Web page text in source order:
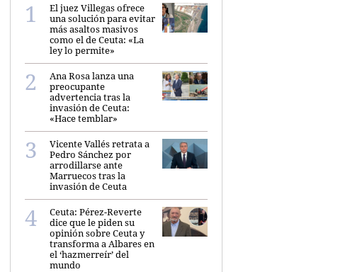
El juez Villegas ofrece
una solución para evitar
más asaltos masivos
como el de Ceuta: «La
ley lo permite»
Ana Rosa lanza una
preocupante
advertencia tras la
invasión de Ceuta:
«Hace temblar»
Vicente Vallés retrata a
Pedro Sánchez por
arrodillarse ante
Marruecos tras la
invasión de Ceuta
Ceuta: Pérez-Reverte
dice que le piden su
opinión sobre Ceuta y
transforma a Albares en
el ‘hazmerreír’ del
mundo